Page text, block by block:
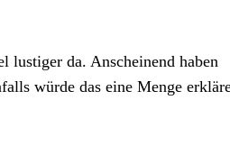
lustiger da. Anscheinend haben
würde das eine Menge